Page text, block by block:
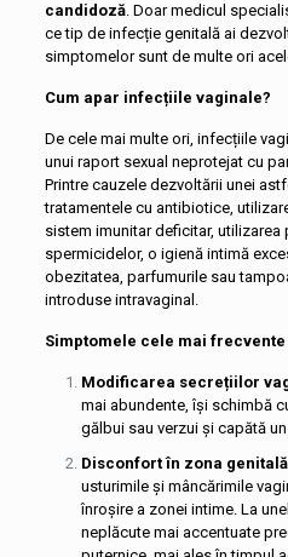
candidoză. Doar medicul
ce tip de infecție genitală ai
simptomelor sunt de multe ori
Cum apar infecțiile vaginale?
De cele mai multe ori, infecțiile
unui raport sexual neprotejat cu
Printre cauzele dezvoltării unei
tratamentele cu antibiotice,
sistem imunitar deficitar,
spermicidelor, o igienă intimă
obezitatea, parfumurile sau
introduse intravaginal.
Simptomele cele mai
Modificarea secrețiilor
mai abundente, își schimbă
gălbui sau verzui și capătă
Disconfort în zona genitală
usturimile și mâncărimile
înroșire a zonei intime. La
neplăcute mai accentuate